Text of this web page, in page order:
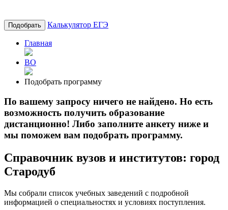
Подобрать Калькулятор ЕГЭ
Главная
ВО
Подобрать программу
По вашему запросу ничего не найдено. Но есть
возможность получить образование
дистанционно! Либо заполните анкету ниже и
мы поможем вам подобрать программу.
Справочник вузов и институтов: город
Стародуб
Мы собрали список учебных заведений с подробной
информацией о специальностях и условиях поступления.